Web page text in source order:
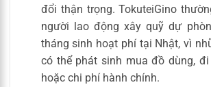
đổi thận trọng. TokuteiGino
người lao động xây quỹ dự
tháng sinh hoạt phí tại Nhật, vì
có thể phát sinh mua đồ dùng,
hoặc chi phí hành chính.